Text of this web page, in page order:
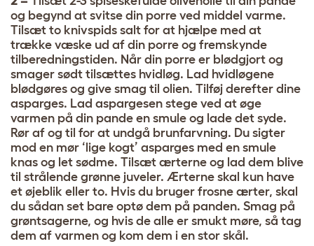
og begynd at svitse din porre ved middel varme.
Tilsæt to knivspids salt for at hjælpe med at
trække væske ud af din porre og fremskynde
tilberedningstiden. Når din porre er blødgjort og
smager sødt tilsættes hvidløg. Lad hvidløgene
blødgøres og give smag til olien. Tilføj derefter dine
asparges. Lad aspargesen stege ved at øge
varmen på din pande en smule og lade det syde.
Rør af og til for at undgå brunfarvning. Du sigter
mod en mør ‘lige kogt’ asparges med en smule
knas og let sødme. Tilsæt ærterne og lad dem blive
til strålende grønne juveler. Ærterne skal kun have
et øjeblik eller to. Hvis du bruger frosne ærter, skal
du sådan set bare optø dem på panden. Smag på
grøntsagerne, og hvis de alle er smukt møre, så tag
dem af varmen og kom dem i en stor skål.